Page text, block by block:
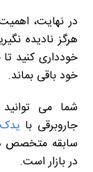
در نهایت،
هرگز نادیده
خودداری کنید
خود باقی بماند.
شما می
جاروبرقی با
سابقه متخصص در
در بازار است.